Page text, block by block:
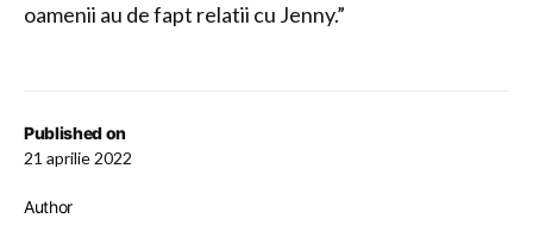
Published on
21 aprilie 2022
Author
oamenii au de fapt relatii cu Jenny.”